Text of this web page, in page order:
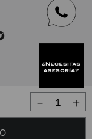
＋
－
444 0101 - Resto del
FRUTA